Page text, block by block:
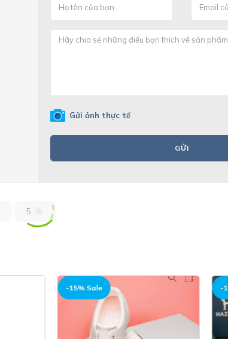
Gửi ảnh thực tế
GỬI
5
-15% Sale